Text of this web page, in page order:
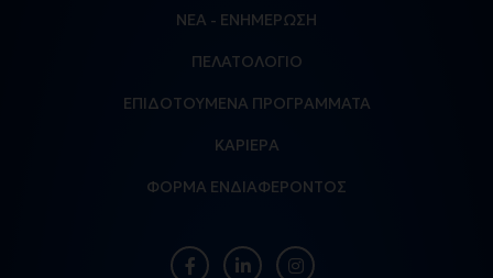
ΝΕΑ - ΕΝΗΜΕΡΩΣΗ
ΠΕΛΑΤΟΛΟΓΙΟ
ΕΠΙΔΟΤΟΥΜΕΝΑ ΠΡΟΓΡΑΜΜΑΤΑ
ΚΑΡΙΕΡΑ
ΦΟΡΜΑ ΕΝΔΙΑΦΕΡΟΝΤΟΣ